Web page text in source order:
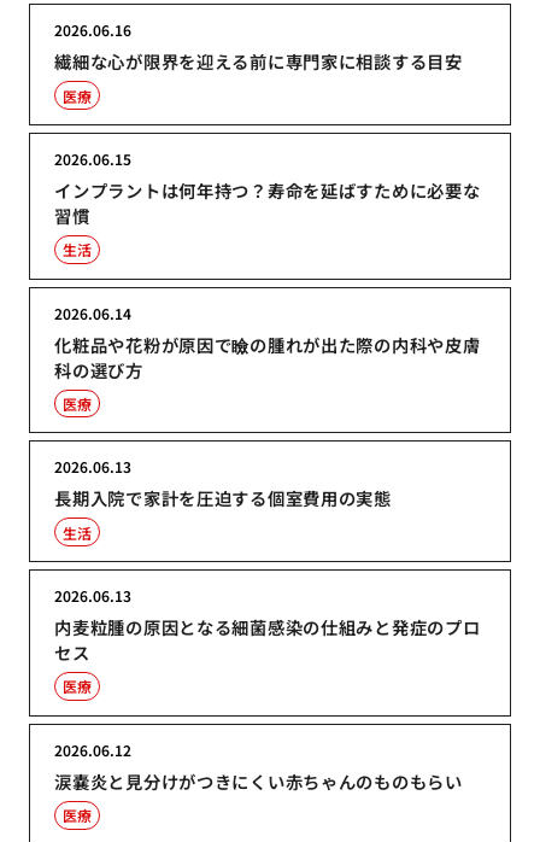
繊細な心が限界を迎える前に専門家に相談する目安
2026.06.16
医療
インプラントは何年持つ？寿命を延ばすために必要な
習慣
2026.06.15
生活
化粧品や花粉が原因で瞼の腫れが出た際の内科や皮膚
科の選び方
2026.06.14
医療
長期入院で家計を圧迫する個室費用の実態
2026.06.13
生活
内麦粒腫の原因となる細菌感染の仕組みと発症のプロ
セス
2026.06.13
医療
涙嚢炎と見分けがつきにくい赤ちゃんのものもらい
2026.06.12
医療